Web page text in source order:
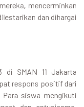
mencerminkan
dan dihargai
di SMAN 11 Jakarta
respons positif dari
siswa mengikuti